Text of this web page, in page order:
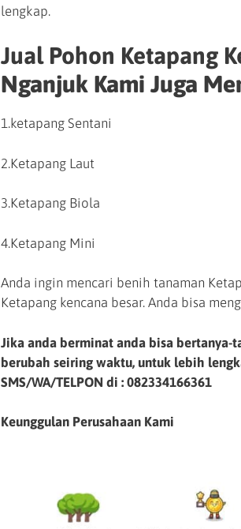
lengkap.
Jual Pohon Ketapang
Nganjuk Kami Juga
1.ketapang Sentani
2.Ketapang Laut
3.Ketapang Biola
4.Ketapang Mini
Anda ingin mencari benih tanaman
Ketapang kencana besar. Anda bisa
Jika anda berminat anda bisa
berubah seiring waktu, untuk lebih
SMS/WA/TELPON di : 082334166361
Keunggulan Perusahaan Kami